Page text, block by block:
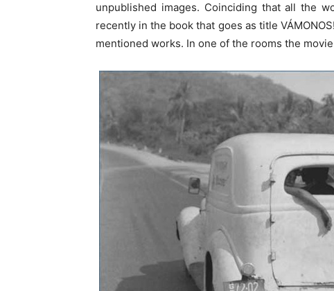
unpublished images. Coinciding that all the
recently in the book that goes as title
mentioned works. In one of the rooms the